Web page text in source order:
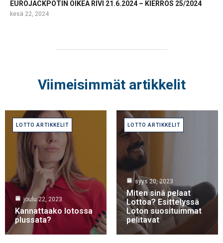
EUROJACKPOTIN OIKEA RIVI 21.6.2024 – KIERROS 25/2024
kesä 22, 2024
Viimeisimmät artikkelit
LOTTO ARTIKKELIT
joulu 22, 2023
Kannattaako lotossa
plussata?
LOTTO ARTIKKELIT
syys 20, 2023
Miten sinä pelaat
Lottoa? Esittelyssä
Loton suosituimmat
pelitavat